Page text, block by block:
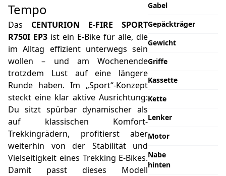
Tempo
Das CENTURION E-FIRE SPORT
R750I EP3 ist ein E-Bike für alle, die
im Alltag effizient unterwegs sein
wollen – und am Wochenende
trotzdem Lust auf eine längere
Runde haben. Im „Sport“-Konzept
steckt eine klar aktive Ausrichtung:
Du sitzt spürbar dynamischer als
auf klassischen Komfort-
Trekkingrädern, profitierst aber
weiterhin von der Stabilität und
Vielseitigkeit eines Trekking E-Bikes.
Damit passt dieses Modell
Gabel
Gepäckträger
Gewicht
Griffe
Kassette
Kette
Lenker
Motor
Nabe
hinten